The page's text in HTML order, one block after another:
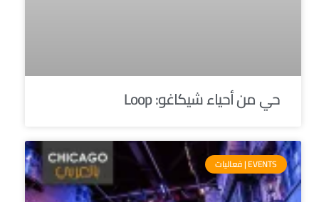
حي من أحياء شيكاغو: Loop
EVENTS | فعاليات